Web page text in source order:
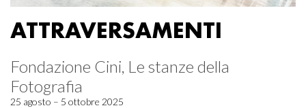
ATTRAVERSAMENTI
Fondazione Cini, Le stanze della
Fotografia
25 agosto – 5 ottobre 2025